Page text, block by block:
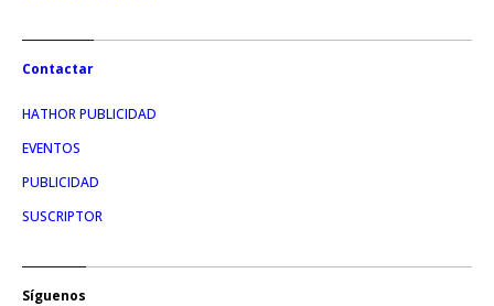
Contactar
HATHOR PUBLICIDAD
EVENTOS
PUBLICIDAD
SUSCRIPTOR
Síguenos